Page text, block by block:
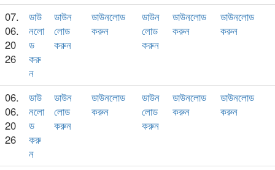
07.
06.
20
26
ডাউ
নলো
ড
করু
ন
ডাউন
লোড
করুন
ডাউনলোড
করুন
ডাউন
লোড
করুন
ডাউনলোড
করুন
ডাউনলোড
করুন
06.
06.
20
26
ডাউ
নলো
ড
করু
ন
ডাউন
লোড
করুন
ডাউনলোড
করুন
ডাউন
লোড
করুন
ডাউনলোড
করুন
ডাউনলোড
করুন